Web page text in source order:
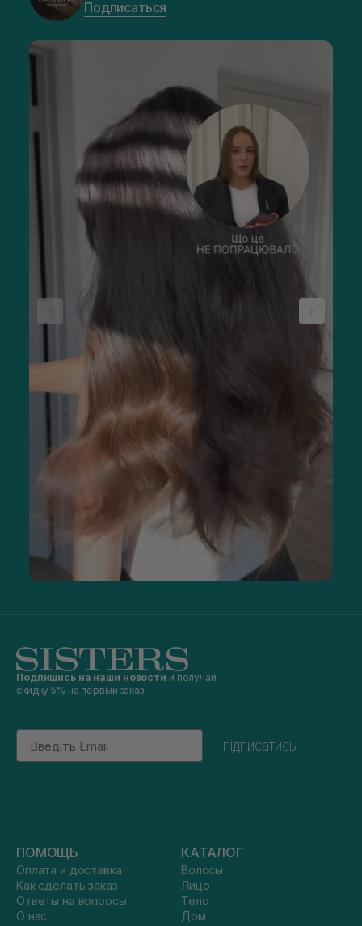
Подписаться
Подпишись на наши новости и получай
скидку 5% на первый заказ
Email
підписатись
ПОМОЩЬ
Оплата и доставка
Как сделать заказ
Ответы на вопросы
О нас
КАТАЛОГ
Волосы
Лицо
Тело
Дом